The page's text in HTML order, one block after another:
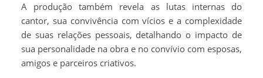
A produção também revela as lutas internas do
cantor, sua convivência com vícios e a complexidade
de suas relações pessoais, detalhando o impacto de
sua personalidade na obra e no convívio com esposas,
amigos e parceiros criativos.